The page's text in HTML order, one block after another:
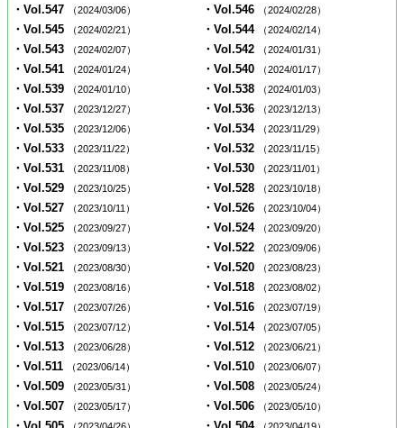
・Vol.547 （2024/03/06） ・Vol.546 （2024/02/28）
・Vol.545 （2024/02/21） ・Vol.544 （2024/02/14）
・Vol.543 （2024/02/07） ・Vol.542 （2024/01/31）
・Vol.541 （2024/01/24） ・Vol.540 （2024/01/17）
・Vol.539 （2024/01/10） ・Vol.538 （2024/01/03）
・Vol.537 （2023/12/27） ・Vol.536 （2023/12/13）
・Vol.535 （2023/12/06） ・Vol.534 （2023/11/29）
・Vol.533 （2023/11/22） ・Vol.532 （2023/11/15）
・Vol.531 （2023/11/08） ・Vol.530 （2023/11/01）
・Vol.529 （2023/10/25） ・Vol.528 （2023/10/18）
・Vol.527 （2023/10/11） ・Vol.526 （2023/10/04）
・Vol.525 （2023/09/27） ・Vol.524 （2023/09/20）
・Vol.523 （2023/09/13） ・Vol.522 （2023/09/06）
・Vol.521 （2023/08/30） ・Vol.520 （2023/08/23）
・Vol.519 （2023/08/16） ・Vol.518 （2023/08/02）
・Vol.517 （2023/07/26） ・Vol.516 （2023/07/19）
・Vol.515 （2023/07/12） ・Vol.514 （2023/07/05）
・Vol.513 （2023/06/28） ・Vol.512 （2023/06/21）
・Vol.511 （2023/06/14） ・Vol.510 （2023/06/07）
・Vol.509 （2023/05/31） ・Vol.508 （2023/05/24）
・Vol.507 （2023/05/17） ・Vol.506 （2023/05/10）